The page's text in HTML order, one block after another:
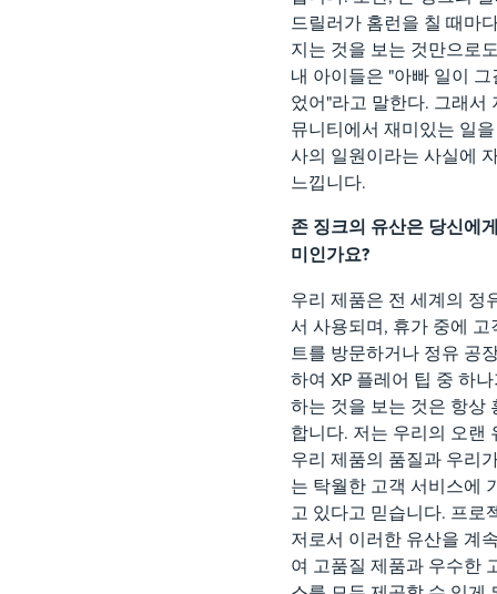
드릴러가 홈런을 칠 때마
지는 것을 보는 것만으로
내 아이들은 "아빠 일이
었어"라고 말한다. 그래서
뮤니티에서 재미있는 일
사의 일원이라는 사실에
느낍니다.
존 징크의 유산은 당신에
미인가요?
우리 제품은 전 세계의 정
서 사용되며, 휴가 중에 고
트를 방문하거나 정유 공
하여 XP 플레어 팁 중 하
하는 것을 보는 것은 항상
합니다. 저는 우리의 오랜
우리 제품의 품질과 우리
는 탁월한 고객 서비스에
고 있다고 믿습니다. 프로
저로서 이러한 유산을 계
여 고품질 제품과 우수한